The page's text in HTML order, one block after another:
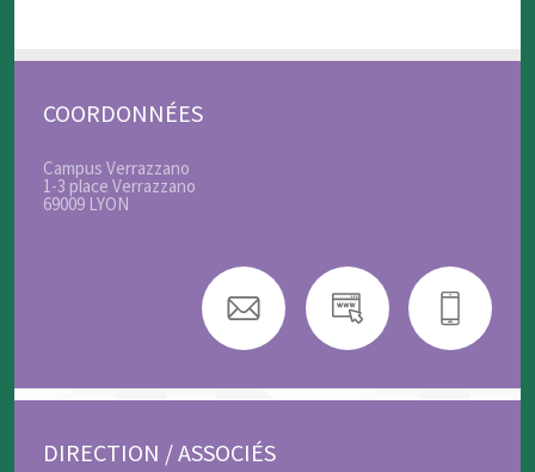
COORDONNÉES
Campus Verrazzano
1-3 place Verrazzano
69009 LYON
DIRECTION / ASSOCIÉS